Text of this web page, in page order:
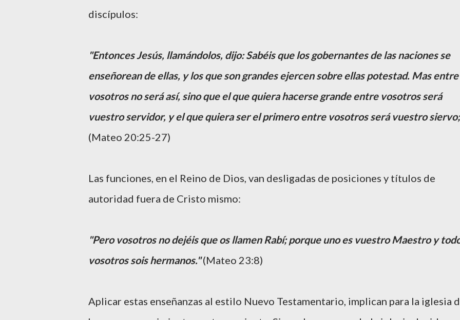
discípulos:
"Entonces Jesús, llamándolos, dijo: Sabéis que los gobernantes de las naciones se
enseñorean de ellas, y los que son grandes ejercen sobre ellas potestad. Mas entre
vosotros no será así, sino que el que quiera hacerse grande entre vosotros será
vuestro servidor, y el que quiera ser el primero entre vosotros será vuestro
(Mateo 20:25-27)
Las funciones, en el Reino de Dios, van desligadas de posiciones y títulos de
autoridad fuera de Cristo mismo:
"Pero vosotros no dejéis que os llamen Rabí; porque uno es vuestro Maestro y
vosotros sois hermanos."(Mateo 23:8)
Aplicar estas enseñanzas al estilo Nuevo Testamentario, implican para la iglesia